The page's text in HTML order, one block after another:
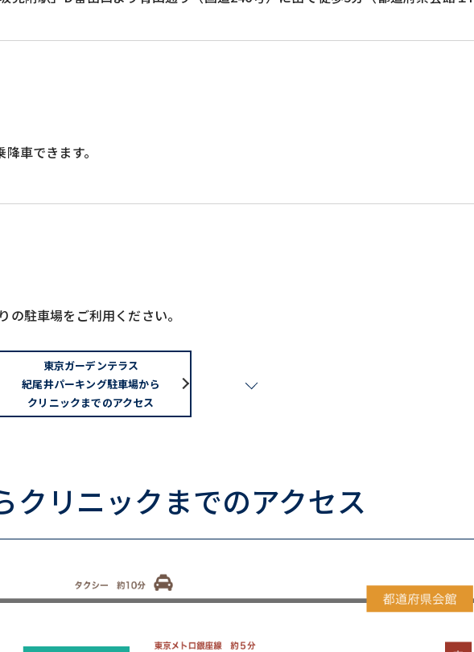
車できます。
駐車場をご利用ください。
東京ガーデンテラス
紀尾井パーキング駐車場から
クリニックまでのアクセス
クリニックまでのアクセス